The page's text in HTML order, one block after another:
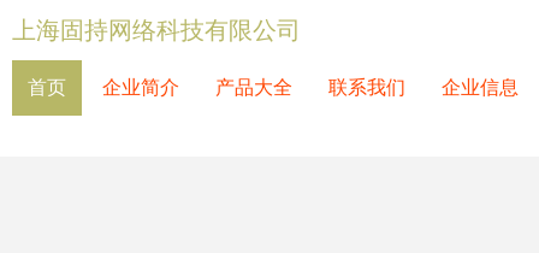
上海固持网络科技有限公司
首页 企业简介 产品大全 联系我们 企业信息